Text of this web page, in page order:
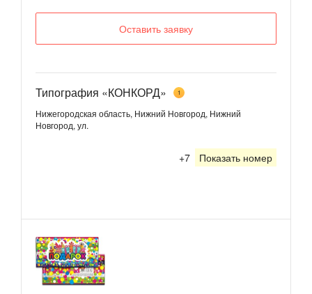
Оставить заявку
Типография «КОНКОРД» 1
Нижегородская область, Нижний Новгород, Нижний
Новгород, ул.
+7 Показать номер